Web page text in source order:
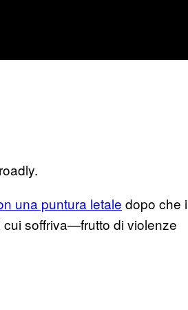
una puntura letale dopo che i
cui soffriva—frutto di violenze